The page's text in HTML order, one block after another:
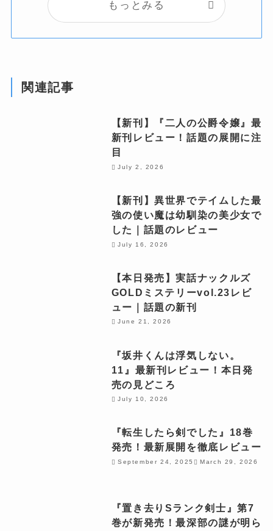
もっとみる
関連記事
【新刊】『二人の公爵令嬢』最
新刊レビュー！話題の展開に注
目
July 2, 2026
【新刊】異世界でテイムした最
強の使い魔は幼馴染の美少女で
した｜話題のレビュー
July 16, 2026
【本日発売】実話ナックルズ
GOLDミステリーvol.23レビ
ュー｜話題の新刊
June 21, 2026
『坂井くんは浮気しない。
11』最新刊レビュー！本日発
売の見どころ
July 10, 2026
『転生したら剣でした』18巻
発売！最新展開を徹底レビュー
September 24, 2025 March 29, 2026
『置き去りSランク剣士』第7
巻が新発売！最深部の謎が明ら